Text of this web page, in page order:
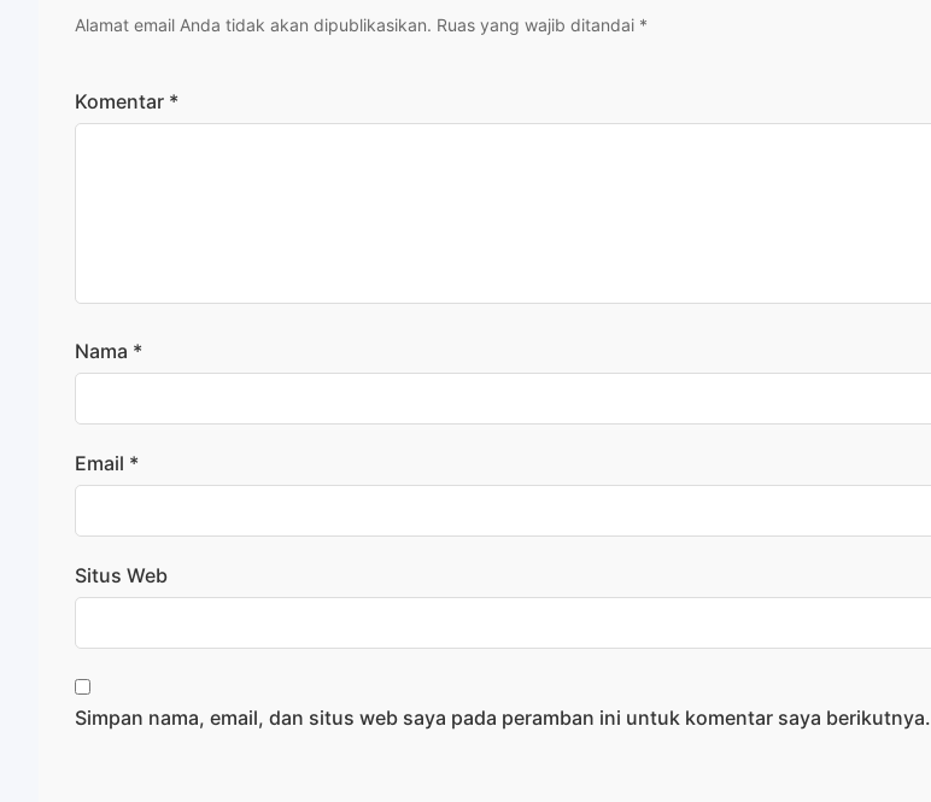
Alamat email Anda tidak akan dipublikasikan. Ruas yang wajib ditandai *
Komentar *
Nama *
Email *
Situs Web
Simpan nama, email, dan situs web saya pada peramban ini untuk komentar saya berikutnya.